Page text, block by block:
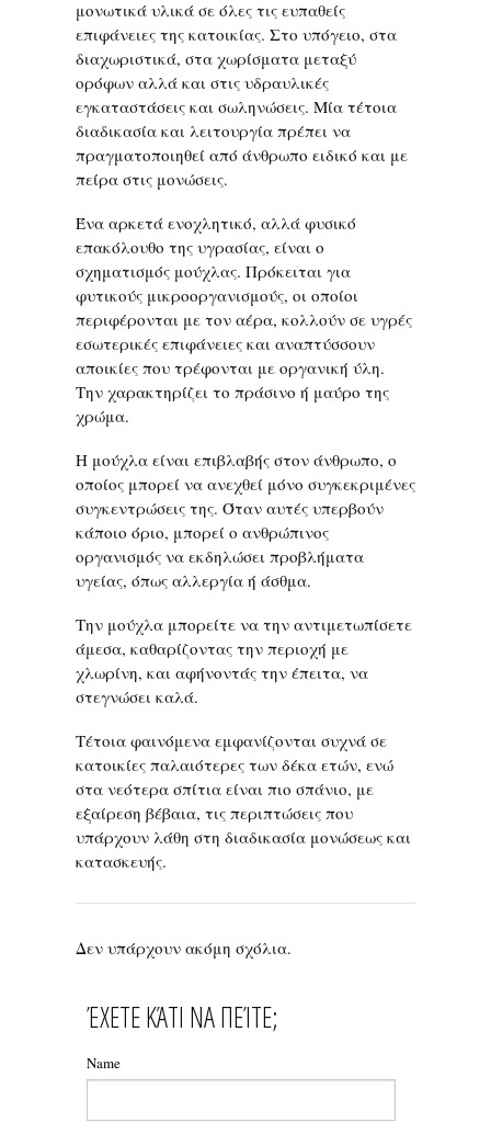
μονωτικά υλικά σε όλες τις ευπαθείς
επιφάνειες της κατοικίας. Στο υπόγειο, στα
διαχωριστικά, στα χωρίσματα μεταξύ
ορόφων αλλά και στις υδραυλικές
εγκαταστάσεις και σωληνώσεις. Μία τέτοια
διαδικασία και λειτουργία πρέπει να
πραγματοποιηθεί από άνθρωπο ειδικό και με
πείρα στις μονώσεις.
Ένα αρκετά ενοχλητικό, αλλά φυσικό
επακόλουθο της υγρασίας, είναι ο
σχηματισμός μούχλας. Πρόκειται για
φυτικούς μικροοργανισμούς, οι οποίοι
περιφέρονται με τον αέρα, κολλούν σε υγρές
εσωτερικές επιφάνειες και αναπτύσσουν
αποικίες που τρέφονται με οργανική ύλη.
Την χαρακτηρίζει το πράσινο ή μαύρο της
χρώμα.
Η μούχλα είναι επιβλαβής στον άνθρωπο, ο
οποίος μπορεί να ανεχθεί μόνο συγκεκριμένες
συγκεντρώσεις της. Όταν αυτές υπερβούν
κάποιο όριο, μπορεί ο ανθρώπινος
οργανισμός να εκδηλώσει προβλήματα
υγείας, όπως αλλεργία ή άσθμα.
Την μούχλα μπορείτε να την αντιμετωπίσετε
άμεσα, καθαρίζοντας την περιοχή με
χλωρίνη, και αφήνοντάς την έπειτα, να
στεγνώσει καλά.
Τέτοια φαινόμενα εμφανίζονται συχνά σε
κατοικίες παλαιότερες των δέκα ετών, ενώ
στα νεότερα σπίτια είναι πιο σπάνιο, με
εξαίρεση βέβαια, τις περιπτώσεις που
υπάρχουν λάθη στη διαδικασία μονώσεως και
κατασκευής.
Δεν υπάρχουν ακόμη σχόλια.
ΈΧΕΤΕ ΚΆΤΙ ΝΑ ΠΕΊΤΕ;
Name